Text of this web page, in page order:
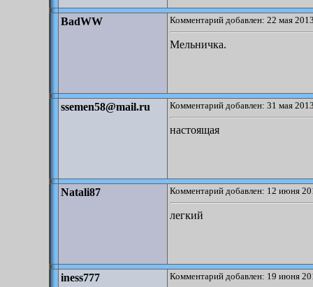
BadWW Комментарий добавлен: 22 мая
Мельничка.
ssemen58@mail.ru Комментарий добавлен: 31 мая
настоящая
Natali87 Комментарий добавлен: 12 июня
легкий
iness777 Комментарий добавлен: 19 июня